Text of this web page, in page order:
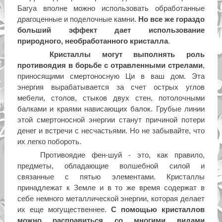
Багуа вполне можно использовать обработанные
драгоценные и поделочные камни. Но все же гораздо
больший эффект дает использование
природного, необработанного кристалла.
Кристаллы могут выполнять роль
противоядия в борьбе с отравленными стрелами,
приносящими смертоносную Ци в ваш дом. Эта
энергия вырабатывается за счет острых углов
мебели, столов, стыков двух стен, потолочными
балками и краями нависающих балок. Грубые линии
этой смертоносной энергии станут причиной потери
денег и встречи с несчастьями. Но не забывайте, что
их легко побороть.
Противоядие фен-шуй - это, как правило,
предметы, обладающие волшебной силой и
связанные с пятью элементами. Кристаллы
принадлежат к Земле и в то же время содержат в
себе немного металлической энергии, которая делает
их еще могущественнее. С помощью кристаллов
можно расправиться со многими видами